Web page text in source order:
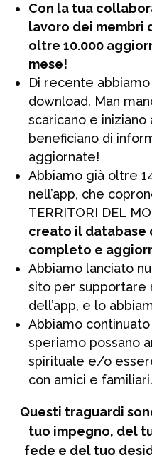
Con la tua
lavoro dei membri
oltre 10.000
mese!
Di recente
download. Man
scaricano e iniziano
beneficiano di
aggiornate!
Abbiamo già oltre
nell’app, che
TERRITORI DEL
creato il database
completo e
Abbiamo lanciato
sito per
dell’app, e lo
Abbiamo
speriamo possano
spirituale e/o
con amici e familiari.
Questi traguardi
tuo impegno, del
fede e del tuo